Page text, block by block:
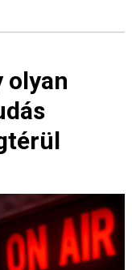
olyan